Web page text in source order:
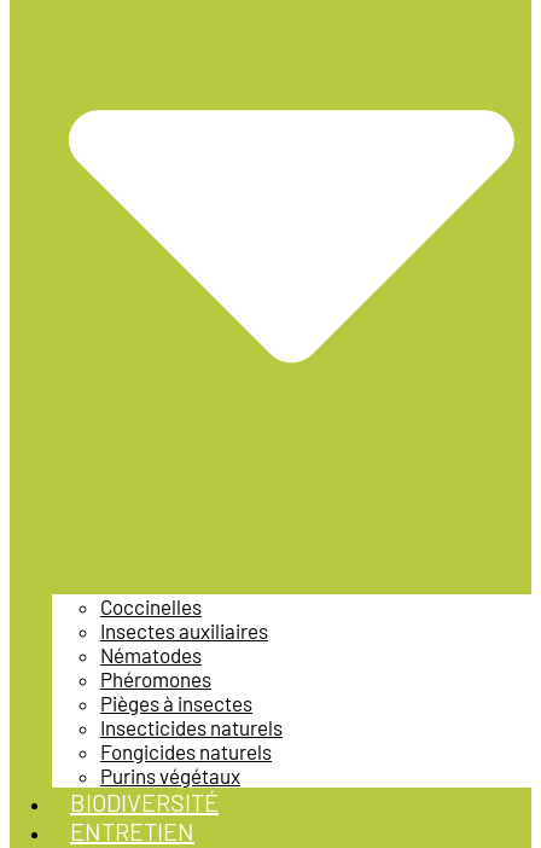
Coccinelles
Insectes auxiliaires
Nématodes
Phéromones
Pièges à insectes
Insecticides naturels
Fongicides naturels
Purins végétaux
BIODIVERSITÉ
ENTRETIEN